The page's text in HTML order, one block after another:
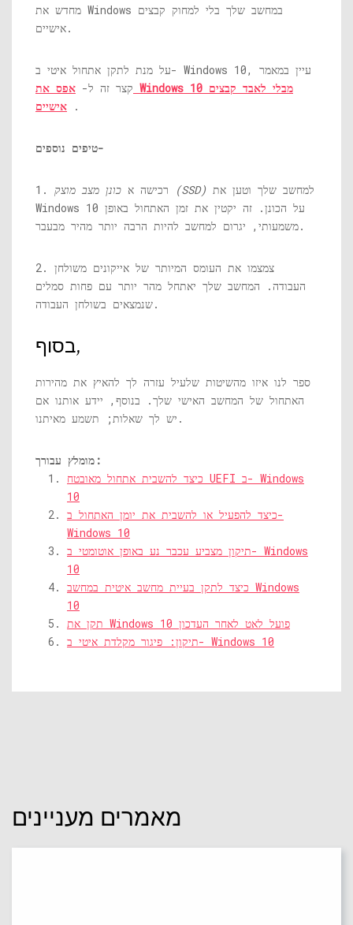
מחדש את Windows במחשב שלך בלי למחוק קבצים
אישיים.
על מנת לתקן אתחול איטי ב- Windows 10, עיין במאמר
קצר זה ל- אפס את Windows 10 מבלי לאבד קבצים
אישיים .
טיפים נוספים-
1. רכישה א כונן מצב מוצק (SSD)
Windows 10 על הכונן. זה יקטין את זמן האתחול באופן
משמעותי, יגרום למחשב להיות הרבה יותר מהיר מבעבר.
2. צמצמו את העומס המיותר של אייקונים משולחן
העבודה. המחשב שלך יאתחל מהר יותר עם פחות סמלים
שנמצאים בשולחן העבודה.
בסוף,
ספר לנו איזו מהשיטות שלעיל עזרה לך להאיץ את מהירות
האתחול של המחשב האישי שלך. בנוסף, יידע אותנו אם
יש לך שאלות; תשמע מאיתנו.
מומלץ עבורך:
כיצד להשבית אתחול מאובטח UEFI ב- Windows
10
כיצד להפעיל או להשבית את יומן האתחול ב-
Windows 10
תיקון מצביע עכבר נע באופן אוטומטי ב- Windows
10
כיצד לתקן בעיית מחשב איטית במחשב Windows
10
תקן את Windows 10 פועל לאט לאחר העדכון
תיקון: פיגור מקלדת איטי ב- Windows 10
מאמרים מעניינים